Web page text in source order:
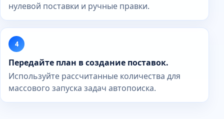
нулевой поставки и ручные правки.
Передайте план в создание поставок.
Используйте рассчитанные количества для
массового запуска задач автопоиска.